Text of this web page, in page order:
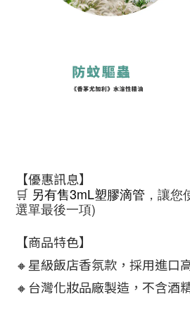
【優惠訊息】
🛒 另有售3mL塑膠滴管 ，讓
選單最後一項)
【商品特色】
🔸星級飯店香氛款，採用進口
🔸台灣化妝品廠製造，不含酒